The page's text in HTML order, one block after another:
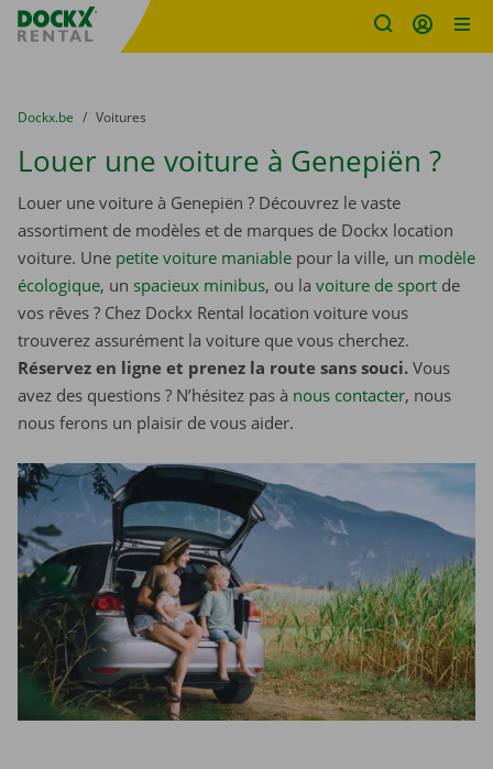
sitename
You are here:
du
Dockx.be to
Voitures
Louer une voiture à Genepiën ?
Louer une voiture à Genepiën ? Découvrez le vaste
assortiment de modèles et de marques de Dockx location
voiture. Une petite voiture maniable pour la ville, un modèle
écologique, un spacieux minibus, ou la voiture de sport de
vos rêves ? Chez Dockx Rental location voiture vous
trouverez assurément la voiture que vous cherchez.
Réservez en ligne et prenez la route sans souci. Vous
avez des questions ? N’hésitez pas à nous contacter, nous
nous ferons un plaisir de vous aider.